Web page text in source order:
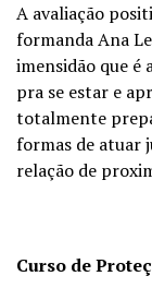
A avaliação
formanda Ana
imensidão que é
pra se estar e
totalmente
formas de atuar
relação de
Curso de